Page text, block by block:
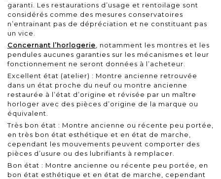
garanti. Les restaurations d’usage et rentoilage sont
considérés comme des mesures conservatoires
n’entrainant pas de dépréciation et ne constituant pas
un vice.
Concernant l’horlogerie , notamment les montres et les
pendules aucunes garanties sur les mécanismes et leur
fonctionnement ne seront données à l’acheteur.
Excellent état (atelier) : Montre ancienne retrouvée
dans un état proche du neuf ou montre ancienne
restaurée à l’état d’origine et révisée par un maître
horloger avec des pièces d’origine de la marque ou
équivalent.
Très bon état : Montre ancienne ou récente peu portée,
en très bon état esthétique et en état de marche,
cependant les mouvements peuvent comporter des
pièces d’usure ou des lubrifiants à remplacer.
Bon état : Montre ancienne ou récente peu portée, en
bon état esthétique et en état de marche, cependant